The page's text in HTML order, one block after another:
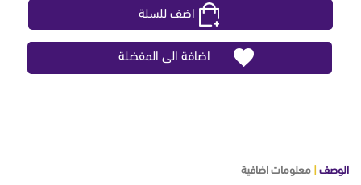
اضف للسلة
اضافة الى المفضلة
الوصف|معلومات اضافية